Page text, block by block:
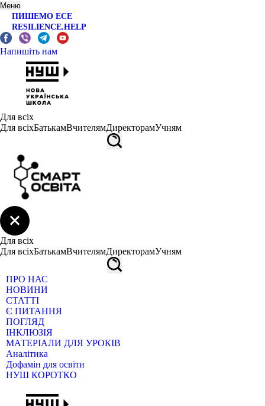
Меню
ПИШЕМО ЕСЕ
RESILIENCE.HELP
Напишіть нам
Для всіх
Для всіхБатькамВчителямДиректорамУчням
Для всіх
Для всіхБатькамВчителямДиректорамУчням
ПРО НАС
НОВИНИ
СТАТТІ
Є ПИТАННЯ
ПОГЛЯД
ІНКЛЮЗІЯ
МАТЕРІАЛИ ДЛЯ УРОКІВ
Аналітика
Дофамін для освіти
НУШ КОРОТКО